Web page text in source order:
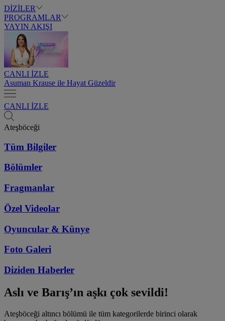
DİZİLER
PROGRAMLAR
YAYIN AKIŞI
CANLI İZLE
Asuman Krause ile Hayat Güzeldir
CANLI İZLE
Ateşböceği
Tüm Bilgiler
Bölümler
Fragmanlar
Özel Videolar
Oyuncular & Künye
Foto Galeri
Diziden Haberler
Aslı ve Barış’ın aşkı çok sevildi!
Ateşböceği altıncı bölümü ile tüm kategorilerde birinci olarak